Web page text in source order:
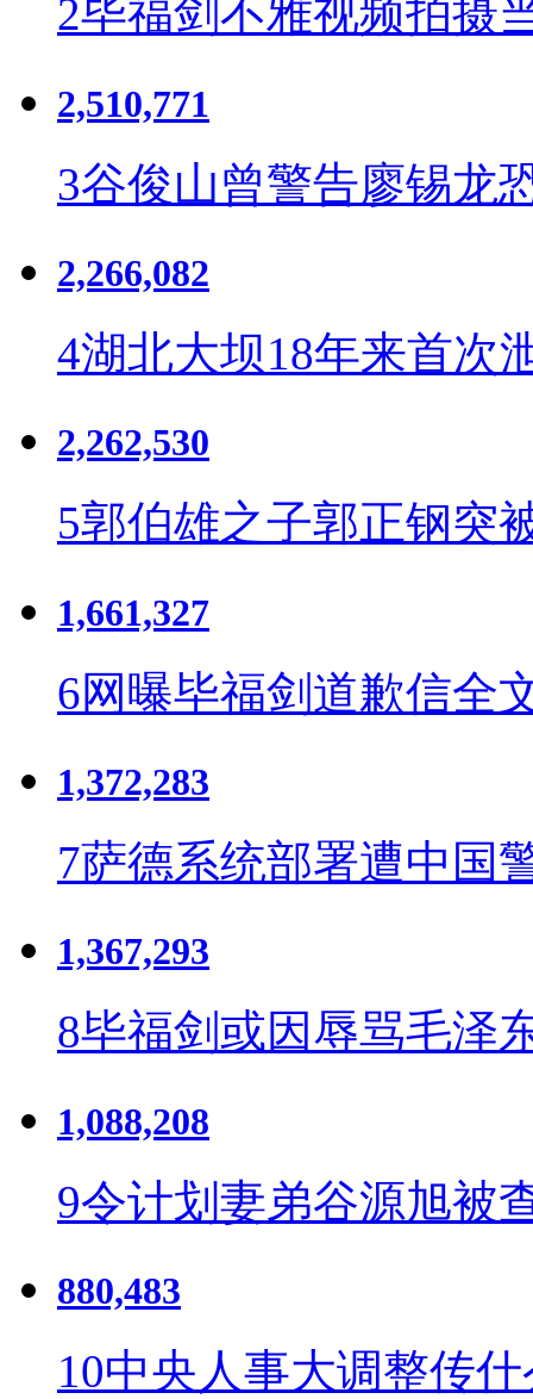
2毕福剑不雅视频拍摄
2,510,771
3谷俊山曾警告廖锡龙
2,266,082
4湖北大坝18年来首次
2,262,530
5郭伯雄之子郭正钢突
1,661,327
6网曝毕福剑道歉信全
1,372,283
7萨德系统部署遭中国
1,367,293
8毕福剑或因辱骂毛泽
1,088,208
9令计划妻弟谷源旭被
880,483
10中央人事大调整传